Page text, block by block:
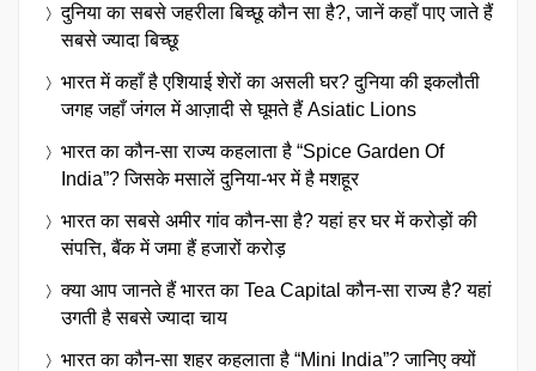
दुनिया का सबसे जहरीला बिच्छू कौन सा है?, जानें कहाँ पाए जाते हैं
सबसे ज्यादा बिच्छू
भारत में कहाँ है एशियाई शेरों का असली घर? दुनिया की इकलौती
जगह जहाँ जंगल में आज़ादी से घूमते हैं Asiatic Lions
भारत का कौन-सा राज्य कहलाता है “Spice Garden Of
India”? जिसके मसालें दुनिया-भर में है मशहूर
भारत का सबसे अमीर गांव कौन-सा है? यहां हर घर में करोड़ों की
संपत्ति, बैंक में जमा हैं हजारों करोड़
क्या आप जानते हैं भारत का Tea Capital कौन-सा राज्य है? यहां
उगती है सबसे ज्यादा चाय
भारत का कौन-सा शहर कहलाता है “Mini India”? जानिए क्यों